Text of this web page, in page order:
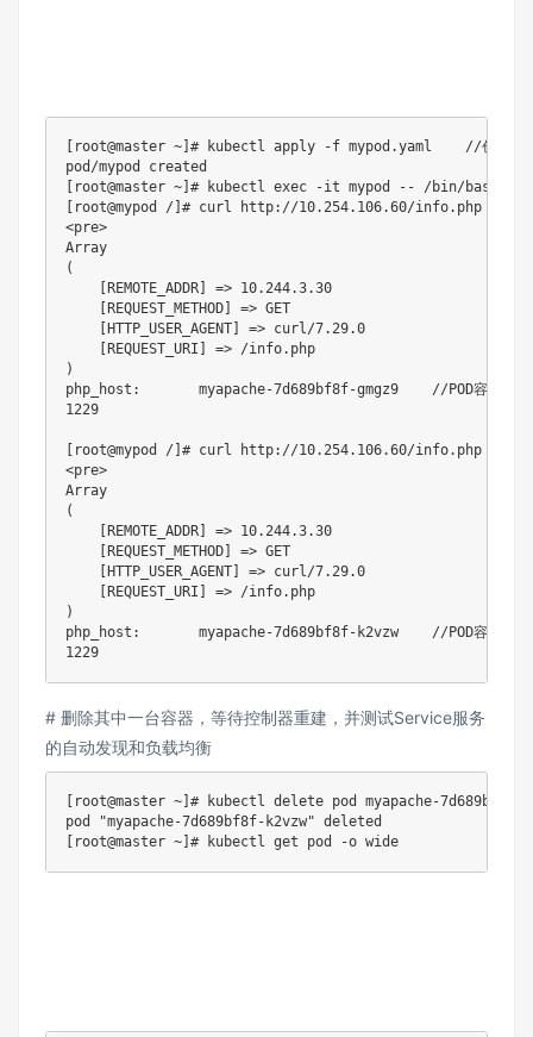
[root@master ~]# kubectl apply -f mypod.yaml    //创建Pod
pod/mypod created
[root@master ~]# kubectl exec -it mypod -- /bin/bash
[root@mypod /]# curl http://10.254.106.60/info.php    //验
<pre>
Array
(
[REMOTE_ADDR] => 10.244.3.30
[REQUEST_METHOD] => GET
[HTTP_USER_AGENT] => curl/7.29.0
[REQUEST_URI] => /info.php
)
php_host:       myapache-7d689bf8f-gmgz9    //POD容器名
1229
[root@mypod /]# curl http://10.254.106.60/info.php
<pre>
Array
(
[REMOTE_ADDR] => 10.244.3.30
[REQUEST_METHOD] => GET
[HTTP_USER_AGENT] => curl/7.29.0
[REQUEST_URI] => /info.php
)
php_host:       myapache-7d689bf8f-k2vzw    //POD容器名
1229
# 删除其中一台容器，等待控制器重建，并测试Service服务
的自动发现和负载均衡
[root@master ~]# kubectl delete pod myapache-7d689bf8f-
pod "myapache-7d689bf8f-k2vzw" deleted
[root@master ~]# kubectl get pod -o wide